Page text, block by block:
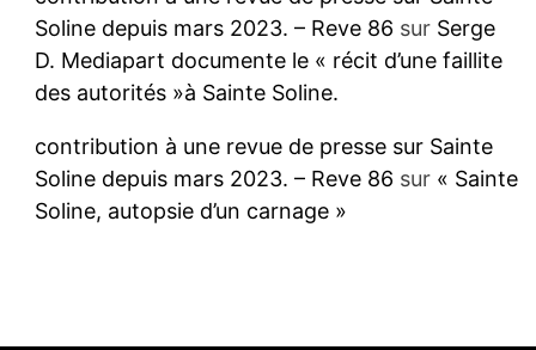
Soline depuis mars 2023. – Reve 86 sur Serge
D. Mediapart documente le « récit d’une faillite
des autorités »à Sainte Soline.
contribution à une revue de presse sur Sainte
Soline depuis mars 2023. – Reve 86 sur « Sainte
Soline, autopsie d’un carnage »